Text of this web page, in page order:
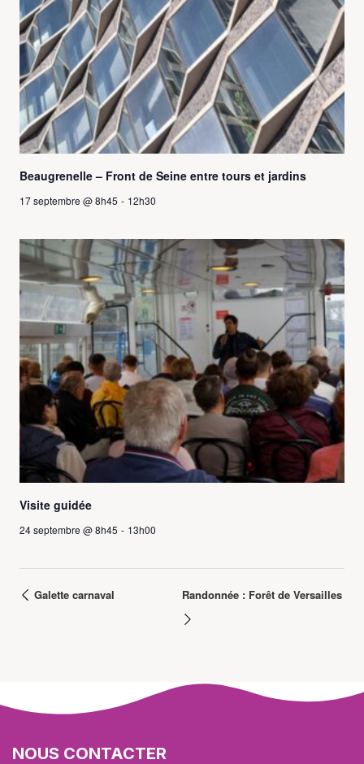
Beaugrenelle – Front de Seine entre tours et jardins
17 septembre @ 8h45 - 12h30
Visite guidée
24 septembre @ 8h45 - 13h00
Galette carnaval Randonnée : Forêt de Versailles
NOUS CONTACTER